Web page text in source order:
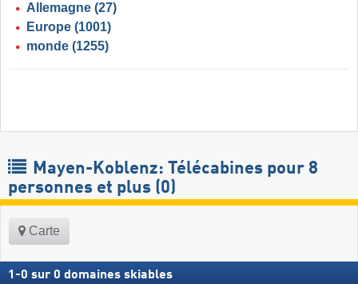
Allemagne (27)
Europe (1001)
monde (1255)
Mayen-Koblenz: Télécabines pour 8
personnes et plus (0)
Carte
1 -0 sur 0 domaines skiables